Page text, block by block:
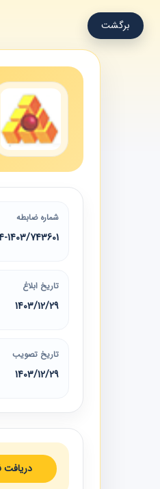
برگشت
شماره ضابطه
1403/743601
تاریخ ابلاغ
1403/12/29
تاریخ تصویب
1403/12/29
دریافت